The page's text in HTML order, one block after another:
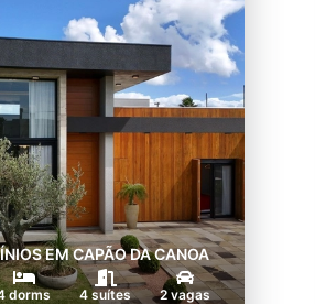
EM CAPÃO DA CANOA
dorms 4 suítes 2 vagas